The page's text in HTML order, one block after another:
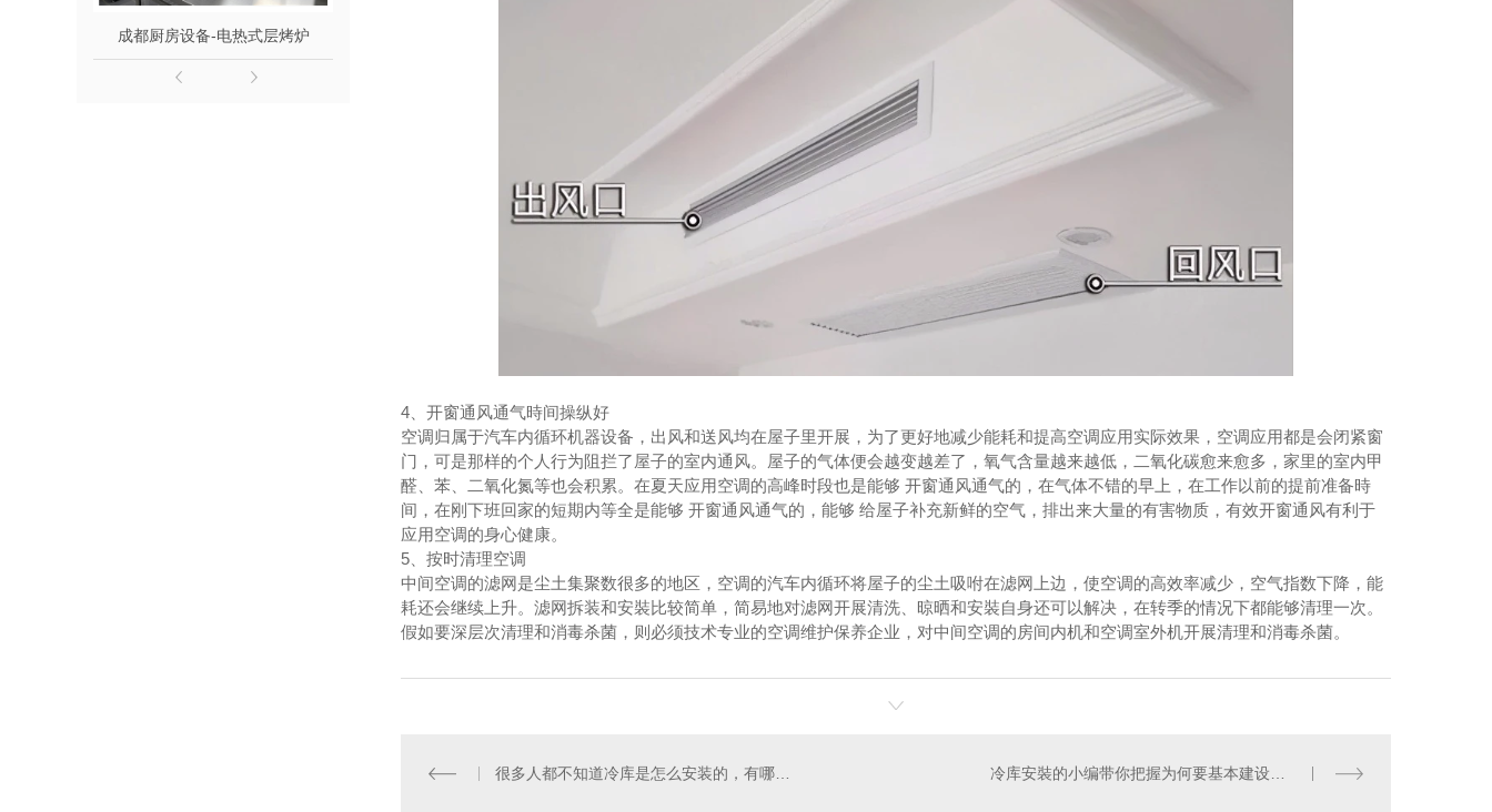
成都酒店厨房设备-组合式炉具
**隔油一体机
成都商用厨房设备-嵌入式凹面电磁炉
成都商用厨房设备-手动可倾式电热汤锅
成都商用厨房设备-落地式组合炉
成都厨房设备-电热式层烤炉 成都酒店厨房设备-四门高身冰柜
4、开窗通风通气時间操纵好
空调归属于汽车内循环机器设备，出风和送风均在屋子里开展，为了更好地减少能耗和提高空调应用实际效果，空调应用都是会闭紧窗
门，可是那样的个人行为阻拦了屋子的室内通风。屋子的气体便会越变越差了，氧气含量越来越低，二氧化碳愈来愈多，家里的室内甲
醛、苯、二氧化氮等也会积累。在夏天应用空调的高峰时段也是能够 开窗通风通气的，在气体不错的早上，在工作以前的提前准备時
间，在刚下班回家的短期内等全是能够 开窗通风通气的，能够 给屋子补充新鲜的空气，排出来大量的有害物质，有效开窗通风有利于
应用空调的身心健康。
5、按时清理空调
中间空调的滤网是尘土集聚数很多的地区，空调的汽车内循环将屋子的尘土吸咐在滤网上边，使空调的高效率减少，空气指数下降，能
耗还会继续上升。滤网拆装和安裝比较简单，简易地对滤网开展清洗、晾晒和安裝自身还可以解决，在转季的情况下都能够清理一次。
假如要深层次清理和消毒杀菌，则必须技术专业的空调维护保养企业，对中间空调的房间内机和空调室外机开展清理和消毒杀菌。
很多人都不知道冷库是怎么安装的，有哪些步骤！**我就给大家普及一下知识哈 冷库安裝的小编带你把握为何要基本建设冷库（什么是冷库）？